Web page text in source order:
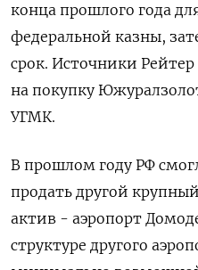
конца прошлого года
федеральной казны,
срок. Источники
на ​покупку
⁠УГМК.
В прошлом году РФ
продать другой
актив - аэропорт
структуре другого